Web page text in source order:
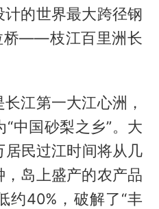
的世界最大跨径钢
桥——枝江百里洲长
江第一大江心洲，
中国砂梨之乡”。大
居民过江时间将从几
岛上盛产的农产品
约40%，破解了“丰